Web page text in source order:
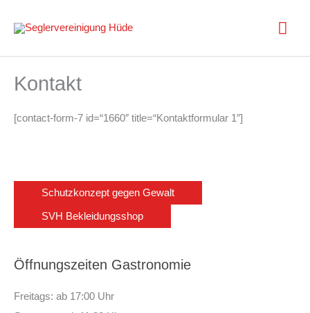
Inhalt
springen
Kontakt
[contact-form-7 id=“1660″ title=“Kontaktformular 1″]
Schutzkonzept gegen Gewalt
SVH Bekleidungsshop
Öffnungszeiten Gastronomie
Freitags: ab 17:00 Uhr